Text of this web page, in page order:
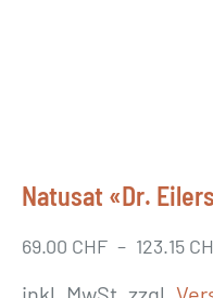
Natusat «Dr.
69.00 CHF – 123.15